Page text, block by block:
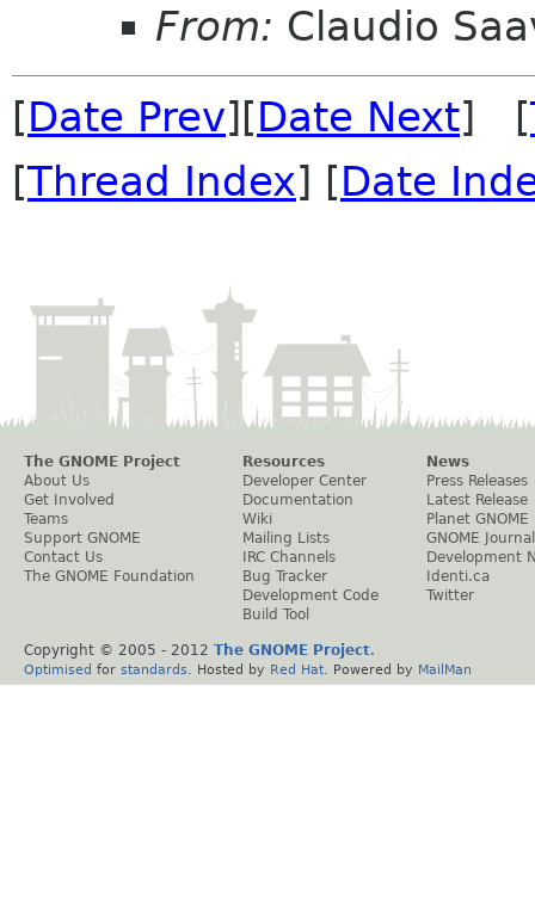
From: Claudio
[Date Prev][Date Next] [
[Thread Index] [Date
The GNOME Project
About Us
Get Involved
Teams
Support GNOME
Contact Us
The GNOME Foundation
Resources
Developer Center
Documentation
Wiki
Mailing Lists
IRC Channels
Bug Tracker
Development Code
Build Tool
News
Press Releases
Latest Release
Planet GNOME
GNOME Journal
Development
Identi.ca
Twitter
Copyright © 2005 - 2012 The GNOME Project.
Optimised for standards . Hosted by Red Hat . Powered by MailMan